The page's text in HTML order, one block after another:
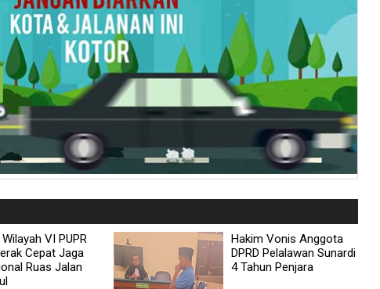
VI PUPR
Cepat Jaga
Ruas Jalan
Hakim Vonis Anggota
DPRD Pelalawan Sunardi
4 Tahun Penjara